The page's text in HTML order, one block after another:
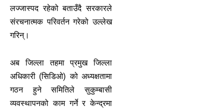
लज्जास्पद रहेको बताउँदै सरकारले
संरचनात्मक परिवर्तन गरेको उल्लेख
गरिन्।
अब जिल्ला तहमा प्रमुख जिल्ला
अधिकारी (सिडिओ) को अध्यक्षतामा
गठन हुने समितिले सुकुम्बासी
व्यवस्थापनको काम गर्ने र केन्द्रमा